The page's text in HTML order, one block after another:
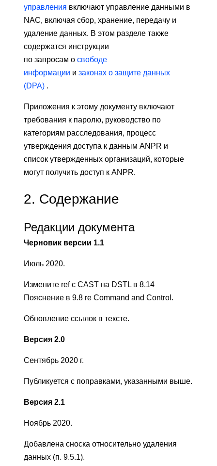
управления включают управление данными в
NAC, включая сбор, хранение, передачу и
удаление данных. В этом разделе также
содержатся инструкции
по запросам о свободе
информации и законах о защите данных
(DPA) .
Приложения к этому документу включают
требования к паролю, руководство по
категориям расследования, процесс
утверждения доступа к данным ANPR и
список утвержденных организаций, которые
могут получить доступ к ANPR.
2. Содержание
Редакции документа
Черновик версии 1.1
Июль 2020.
Измените ref с CAST на DSTL в 8.14
Пояснение в 9.8 re Command and Control.
Обновление ссылок в тексте.
Версия 2.0
Сентябрь 2020 г.
Публикуется с поправками, указанными выше.
Версия 2.1
Ноябрь 2020.
Добавлена ​​сноска относительно удаления
данных (п. 9.5.1).